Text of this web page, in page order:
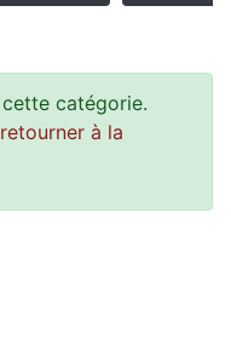
catégorie.
à la